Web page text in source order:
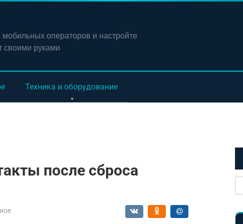
мобильных операторов и настройте
своими руками
Техника и оборудование
после сброса